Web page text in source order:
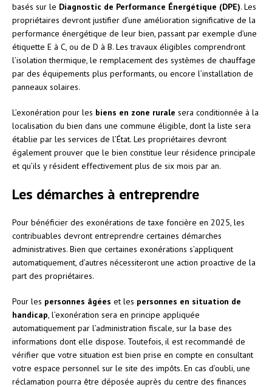
basés sur le Diagnostic de Performance Énergétique (DPE). Les
propriétaires devront justifier d’une amélioration significative de la
performance énergétique de leur bien, passant par exemple d’une
étiquette E à C, ou de D à B. Les travaux éligibles comprendront
l’isolation thermique, le remplacement des systèmes de chauffage
par des équipements plus performants, ou encore l’installation de
panneaux solaires.
L’exonération pour les biens en zone rurale sera conditionnée à la
localisation du bien dans une commune éligible, dont la liste sera
établie par les services de l’État. Les propriétaires devront
également prouver que le bien constitue leur résidence principale
et qu’ils y résident effectivement plus de six mois par an.
Les démarches à entreprendre
Pour bénéficier des exonérations de taxe foncière en 2025, les
contribuables devront entreprendre certaines démarches
administratives. Bien que certaines exonérations s’appliquent
automatiquement, d’autres nécessiteront une action proactive de la
part des propriétaires.
Pour les personnes âgées et les personnes en situation de
handicap , l’exonération sera en principe appliquée
automatiquement par l’administration fiscale, sur la base des
informations dont elle dispose. Toutefois, il est recommandé de
vérifier que votre situation est bien prise en compte en consultant
votre espace personnel sur le site des impôts. En cas d’oubli, une
réclamation pourra être déposée auprès du centre des finances